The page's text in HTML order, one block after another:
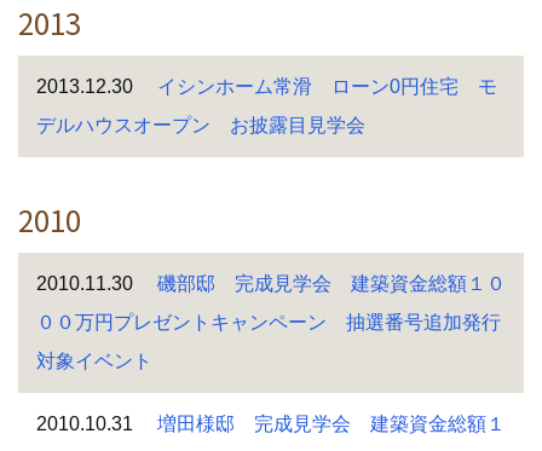
2013
2013.12.30
イシンホーム常滑 ローン0円住宅 モ
デルハウスオープン お披露目見学会
2010
2010.11.30
磯部邸 完成見学会 建築資金総額１０
００万円プレゼントキャンペーン 抽選番号追加発行
対象イベント
2010.10.31
増田様邸 完成見学会 建築資金総額１